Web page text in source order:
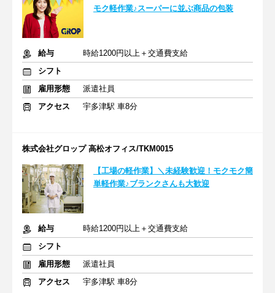
モク軽作業♪スーパーに並ぶ商品の包装
給与
時給1200円以上＋交通費支給
シフト
雇用形態
派遣社員
アクセス
宇多津駅 車8分
株式会社グロップ 高松オフィス/TKM0015
【工場の軽作業】＼未経験歓迎！モクモク簡
単軽作業♪ブランクさんも大歓迎
給与
時給1200円以上＋交通費支給
シフト
雇用形態
派遣社員
アクセス
宇多津駅 車8分